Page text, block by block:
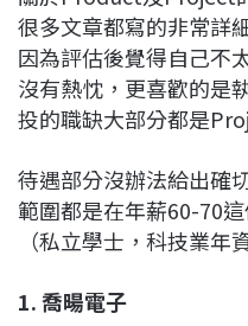
很多文章都寫的非常詳
因為評估後覺得自己不
沒有熱忱，更喜歡的是
投的職缺大部分都是
待遇部分沒辦法給出確
範圍都是在年薪60-70
（私立學士，科技業
1. 喬暘電子